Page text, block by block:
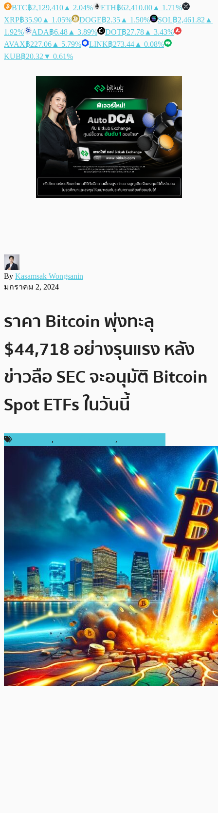
BTC฿2,129,410 ▲ 2.04% ETH฿62,410.00 ▲ 1.71%
XRP฿35.90 ▲ 1.05% DOGE฿2.35 ▲ 1.50% SOL฿2,461.82 ▲
1.92%
ADA฿6.48 ▲ 3.89% DOT฿27.78 ▲ 3.43%
AVAX฿227.06 ▲ 5.79% LINK฿273.44 ▲ 0.08%
KUB฿20.32 ▼ 0.61%
By Kasamsak Wongsanin
มกราคม 2, 2024
ราคา Bitcoin พุ่งทะลุ
$44,718 อย่างรุนแรง หลัง
ข่าวลือ SEC จะอนุมัติ Bitcoin
Spot ETFs ในวันนี้
, ,